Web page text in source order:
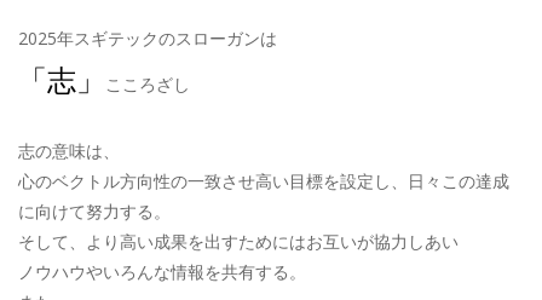
2025年スギテックのスローガンは
「志」 こころざし
志の意味は、
心のベクトル方向性の一致させ高い目標を設定し、日々この達成
に向けて努力する。
そして、より高い成果を出すためにはお互いが協力しあい
ノウハウやいろんな情報を共有する。